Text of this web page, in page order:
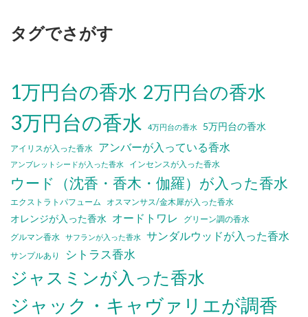
タグでさがす
1万円台の香水 2万円台の香水
3万円台の香水 4万円台の香水 5万円台の香水
アイリスが入った香水 アンバーが入っている香水
アンブレットシードが入った香水 インセンスが入った香水
ウード（沈香・香木・伽羅）が入った香水
エクストラトパフューム オスマンサス/金木犀が入った香水
オレンジが入った香水 オードトワレ
グリーン調の香水
グルマン香水
サフランが入った香水 サンダルウッドが入った香水
サンプルあり シトラス香水
ジャスミンが入った香水
ジャック・キャヴァリエが調香